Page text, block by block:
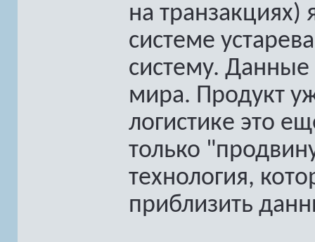
на транзакциях)
системе
систему. Данные
мира. Продукт
логистике это
только
технология,
приблизить